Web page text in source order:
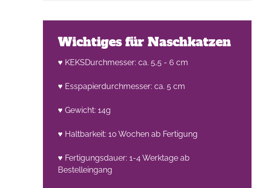
Wichtiges für Naschkatzen
♥ KEKSDurchmesser: ca. 5,5 - 6 cm
♥ Esspapierdurchmesser: ca. 5 cm
♥ Gewicht: 14g
♥ Haltbarkeit: 10 Wochen ab Fertigung
♥ Fertigungsdauer: 1-4 Werktage ab
Bestelleingang